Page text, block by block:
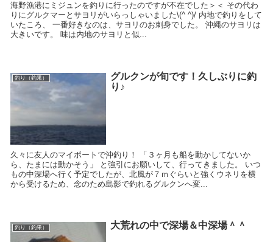
海野漁港にミジュンを釣りに行ったのですが不在でした＞＜ その代わ
りにグルクマーとサヨリがいらっしゃいました\(^ ^)/ 内地で釣りをして
いたころ、 一番好きなのは、サヨリのお刺身でした。 沖縄のサヨリは
大きいです。 味は内地のサヨリと似...
釣り（釣果）
グルクンが旬です！久しぶりに釣
り♪
久々に友人のマイボートで沖釣り！ 「３ヶ月も船を動かしてないか
ら、たまには動かそう」 と強引にお願いして、行ってきました。 いつ
もの中深場へ行く予定でしたが、北風が７ｍぐらいと強くウネリを横
から受けるため、念のため島影で釣れるグルクンへ変...
釣り（釣果） 大荒れの中で深場＆中深場＾＾